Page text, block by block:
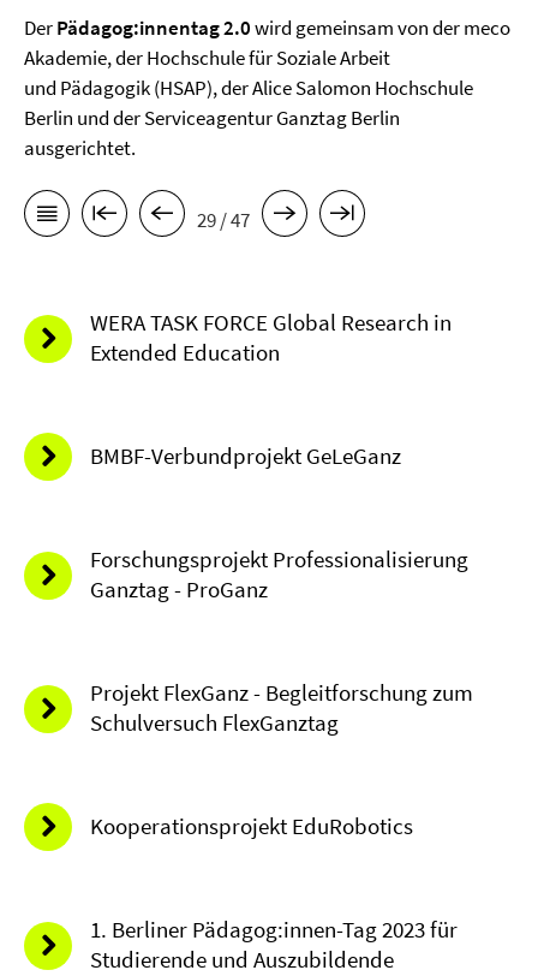
DerPädagog:innentag 2.0wird gemeinsam von der meco
Akademie, der Hochschule für Soziale Arbeit
und Pädagogik (HSAP), der Alice Salomon Hochschule
Berlin und der Serviceagentur Ganztag Berlin
ausgerichtet.
29 / 47
WERA TASK FORCE Global Research in
Extended Education
BMBF-Verbundprojekt GeLeGanz
Forschungsprojekt Professionalisierung
Ganztag - ProGanz
Projekt FlexGanz - Begleitforschung zum
Schulversuch FlexGanztag
Kooperationsprojekt EduRobotics
1. Berliner Pädagog:innen-Tag 2023 für
Studierende und Auszubildende